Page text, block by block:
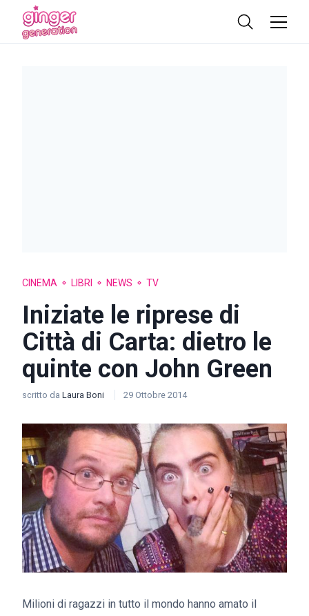
CINEMA LIBRI NEWS TV
Iniziate le riprese di
Città di Carta: dietro le
quinte con John Green
scritto da Laura Boni 29 Ottobre 2014
Milioni di ragazzi in tutto il mondo hanno amato il